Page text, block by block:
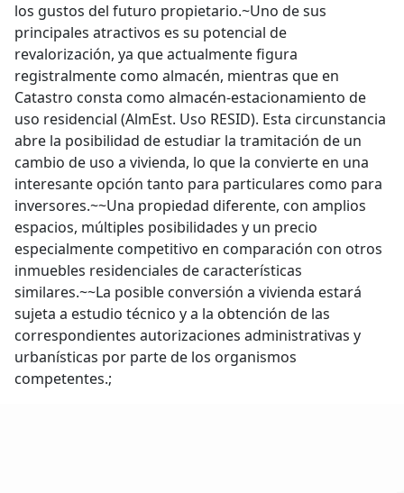
los gustos del futuro propietario.~Uno de sus
principales atractivos es su potencial de
revalorización, ya que actualmente figura
registralmente como almacén, mientras que en
Catastro consta como almacén-estacionamiento de
uso residencial (AlmEst. Uso RESID). Esta circunstancia
abre la posibilidad de estudiar la tramitación de un
cambio de uso a vivienda, lo que la convierte en una
interesante opción tanto para particulares como para
inversores.~~Una propiedad diferente, con amplios
espacios, múltiples posibilidades y un precio
especialmente competitivo en comparación con otros
inmuebles residenciales de características
similares.~~La posible conversión a vivienda estará
sujeta a estudio técnico y a la obtención de las
correspondientes autorizaciones administrativas y
urbanísticas por parte de los organismos
competentes.;